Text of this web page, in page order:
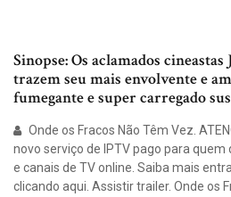
Sinopse: Os aclamados cineastas
trazem seu mais envolvente e
fumegante e super carregado
Onde os Fracos Não Têm Vez.
novo serviço de IPTV pago para
e canais de TV online. Saiba mais
clicando aqui. Assistir trailer. Onde os